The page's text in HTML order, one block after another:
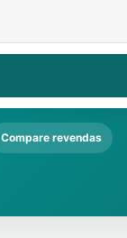
Compare revendas